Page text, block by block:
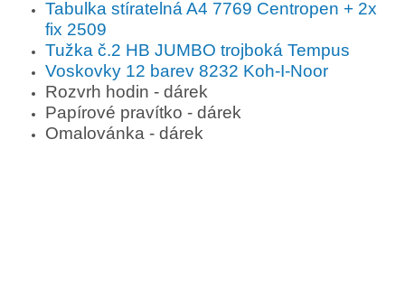
Tabulka stíratelná A4 7769 Centropen + 2x
fix 2509
Tužka č.2 HB JUMBO trojboká Tempus
Voskovky 12 barev 8232 Koh-I-Noor
Rozvrh hodin - dárek
Papírové pravítko - dárek
Omalovánka - dárek